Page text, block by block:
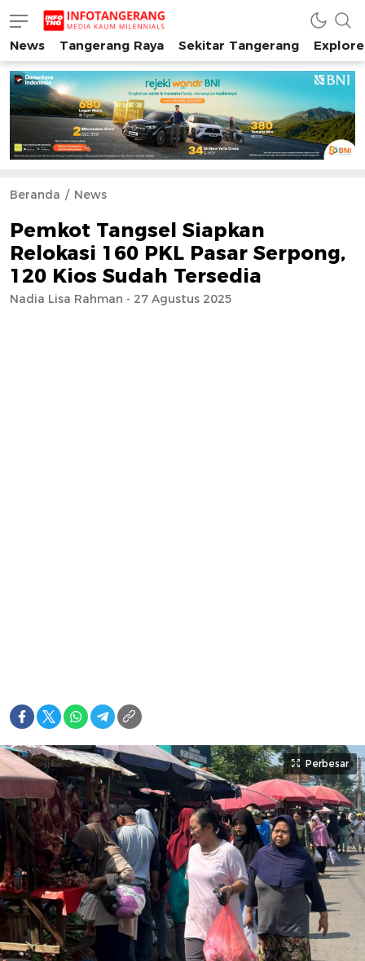
INFO TANGERANG
Media Kaum Millenials Tangerang Raya
News Tangerang Raya Sekitar Tangerang
Beranda News
Pemkot Tangsel Siapkan
Relokasi 160 PKL Pasar Serpong,
120 Kios Sudah Tersedia
Nadia Lisa Rahman - 27 Agustus 2025
Perbesar